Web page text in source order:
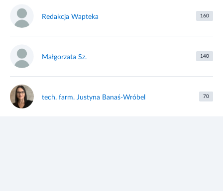
Redakcja Wapteka 160
Małgorzata Sz. 140
tech. farm. Justyna Banaś-Wróbel 70